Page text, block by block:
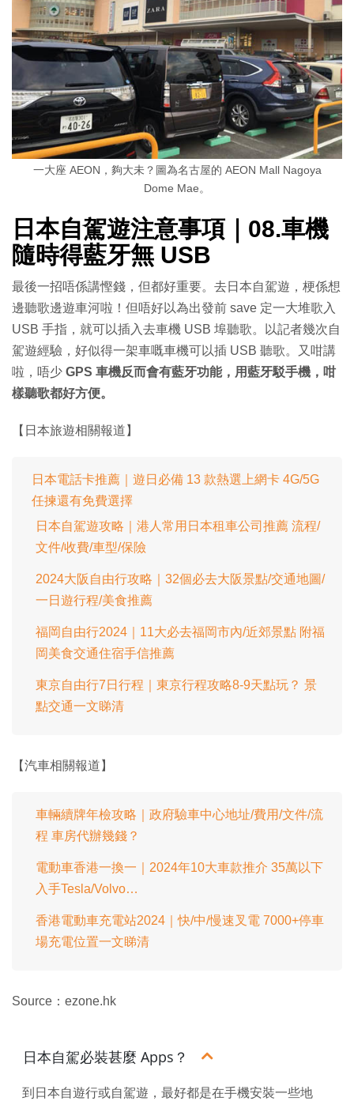
一大座 AEON，夠大未？圖為名古屋的 AEON Mall Nagoya
Dome Mae。
日本自駕遊注意事項｜ 08.車機
隨時得藍牙無 USB
最後一招唔係講慳錢，但都好重要。去日本自駕遊，梗係想
邊聽歌邊遊車河啦！但唔好以為出發前 save 定一大堆歌入
USB 手指，就可以插入去車機 USB 埠聽歌。以記者幾次自
駕遊經驗，好似得一架車嘅車機可以插 USB 聽歌。又咁講
啦，唔少 GPS 車機反而會有藍牙功能，用藍牙駁手機，咁
樣聽歌都好方便。
【日本旅遊相關報道】
日本電話卡推薦｜遊日必備 13 款熱選上網卡 4G/5G
任揀還有免費選擇
日本自駕遊攻略｜港人常用日本租車公司推薦 流程/
文件/收費/車型/保險
2024大阪自由行攻略｜32個必去大阪景點/交通地圖/
一日遊行程/美食推薦
福岡自由行2024｜11大必去福岡市內/近郊景點 附福
岡美食交通住宿手信推薦
東京自由行7日行程｜東京行程攻略8-9天點玩？ 景
點交通一文睇清
【汽車相關報道】
車輛續牌年檢攻略｜政府驗車中心地址/費用/文件/流
程 車房代辦幾錢？
電動車香港一換一｜2024年10大車款推介 35萬以下
入手Tesla/Volvo…
香港電動車充電站2024｜快/中/慢速叉電 7000+停車
場充電位置一文睇清
Source：ezone.hk
日本自駕必裝甚麼 Apps？
到日本自遊行或自駕遊，最好都是在手機安裝一些地